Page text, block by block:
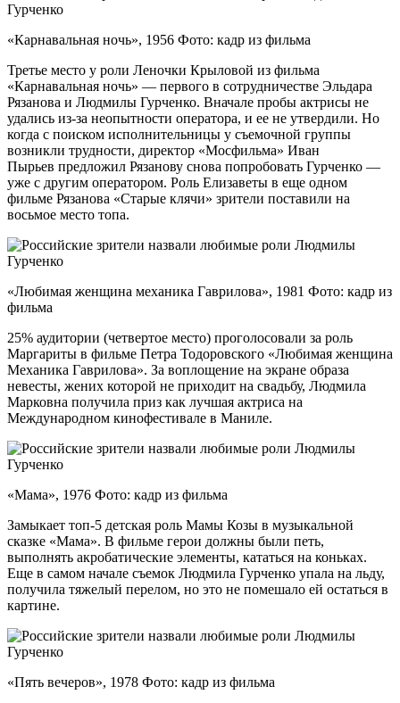
«Карнавальная ночь», 1956 Фото: кадр из фильма
Третье место у роли Леночки Крыловой из фильма
«Карнавальная ночь» — первого в сотрудничестве Эльдара
Рязанова и Людмилы Гурченко. Вначале пробы актрисы не
удались из-за неопытности оператора, и ее не утвердили. Но
когда с поиском исполнительницы у съемочной группы
возникли трудности, директор «Мосфильма» Иван
Пырьев предложил Рязанову снова попробовать Гурченко —
уже с другим оператором. Роль Елизаветы в еще одном
фильме Рязанова «Старые клячи» зрители поставили на
восьмое место топа.
«Любимая женщина механика Гаврилова», 1981 Фото: кадр из
фильма
25% аудитории (четвертое место) проголосовали за роль
Маргариты в фильме Петра Тодоровского «Любимая женщина
Механика Гаврилова». За воплощение на экране образа
невесты, жених которой не приходит на свадьбу, Людмила
Марковна получила приз как лучшая актриса на
Международном кинофестивале в Маниле.
«Мама», 1976 Фото: кадр из фильма
Замыкает топ-5 детская роль Мамы Козы в музыкальной
сказке «Мама». В фильме герои должны были петь,
выполнять акробатические элементы, кататься на коньках.
Еще в самом начале съемок Людмила Гурченко упала на льду,
получила тяжелый перелом, но это не помешало ей остаться в
картине.
«Пять вечеров», 1978 Фото: кадр из фильма